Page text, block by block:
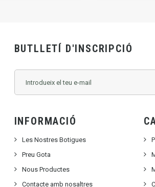
BUTLLETÍ D'INSCRIPCIÓ
INFORMACIÓ
Les Nostres Botigues
Preu Gota
Nous Productes
Contacte amb nosaltres